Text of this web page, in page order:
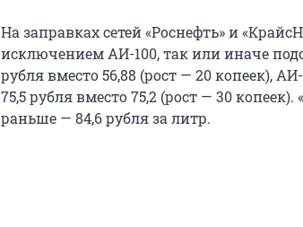
На заправках сетей «Роснефть» и
исключением АИ-100, так или иначе
рубля вместо 56,88 (рост — 20 копеек),
75,5 рубля вместо 75,2 (рост — 30
раньше — 84,6 рубля за литр.